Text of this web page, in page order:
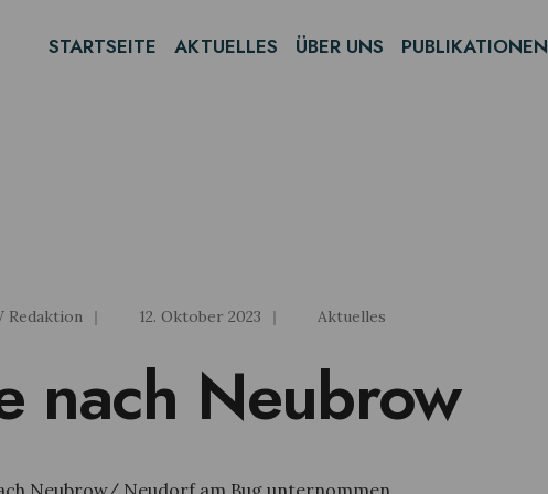
STARTSEITE AKTUELLES ÜBER UNS PUBLIKATIONEN
Redaktion | 12. Oktober 2023 | Aktuelles
nach Neubrow
Neubrow/ Neudorf am Bug unternommen.